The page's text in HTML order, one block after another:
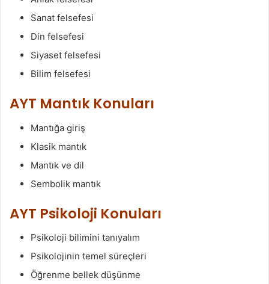
Sanat felsefesi
Din felsefesi
Siyaset felsefesi
Bilim felsefesi
AYT Mantık Konuları
Mantığa giriş
Klasik mantık
Mantık ve dil
Sembolik mantık
AYT Psikoloji Konuları
Psikoloji bilimini tanıyalım
Psikolojinin temel süreçleri
Öğrenme bellek düşünme